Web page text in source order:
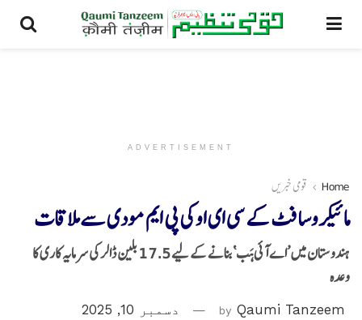
ADVERTISEMENT
Home قومی خبریں
مائیکروسافٹ کے سی ای او کی پی ایم مودی سے ملاقات
ہندوستان میں ’اے آئی ہَب‘ بنانے کے لیے 17.5 بلین ڈالر کی سرمایہ کاری کا
وعدہ
by Qaumi Tanzeem دسمبر 10, 2025